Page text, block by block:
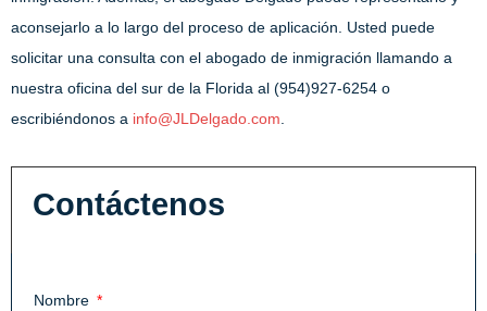
aconsejarlo a lo largo del proceso de aplicación. Usted puede
solicitar una consulta con el abogado de inmigración llamando a
nuestra oficina del sur de la Florida al (954)927-6254 o
escribiéndonos a info@JLDelgado.com
Contáctenos
Nombre